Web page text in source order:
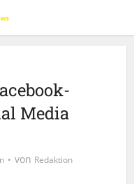
Media
von Redaktion